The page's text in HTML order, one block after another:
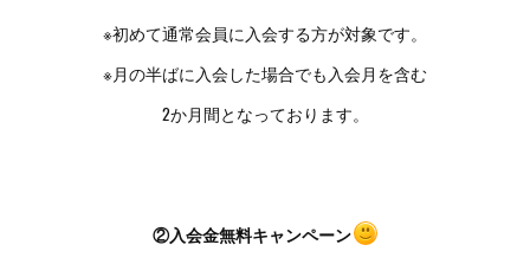
※初めて通常会員に入会する方が対象です。
※月の半ばに入会した場合でも入会月を含む
2か月間となっております。
②入会金無料キャンペーン